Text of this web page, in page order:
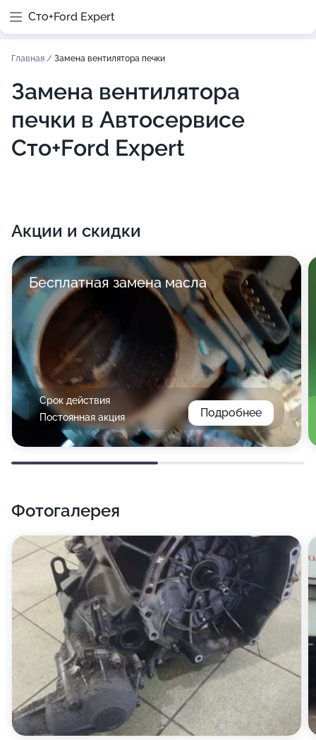
Сто+Ford Expert
Главная / Замена вентилятора печки
Замена вентилятора
печки в Автосервисе
Сто+Ford Expert
Акции и скидки
Бесплатная замена масла
Срок действия
Постоянная акция
Подробнее
Фотогалерея